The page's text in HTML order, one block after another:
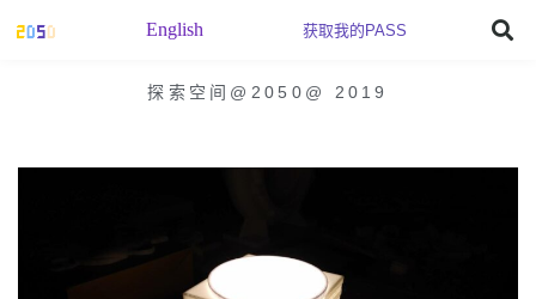
English 获取我的PASS
探索空间@2050 @ 2019